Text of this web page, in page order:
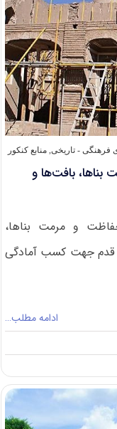
فرهنگی - تاریخی, منابع کنکور
بناها، بافت‌ها و
و مرمت بناها،
قدم جهت کسب آمادگی
ادامه مطلب…